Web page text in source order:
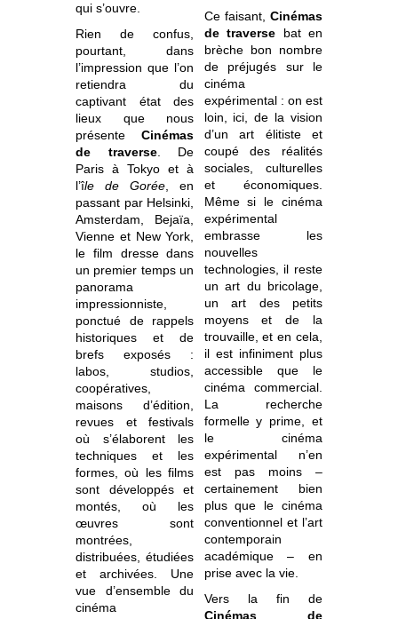
qui s’ouvre.
Rien de confus,
pourtant, dans
l’impression que l’on
retiendra du
captivant état des
lieux que nous
présenteCinémas
de traverse. De
Paris à Tokyo et à
l’île de Gorée, en
passant par Helsinki,
Amsterdam, Bejaïa,
Vienne et New York,
le film dresse dans
un premier temps un
panorama
impressionniste,
ponctué de rappels
historiques et de
brefs exposés :
labos, studios,
coopératives,
maisons d’édition,
revues et festivals
où s’élaborent les
techniques et les
formes, où les films
sont développés et
montés, où les
œuvres sont
montrées,
distribuées, étudiées
et archivées. Une
vue d’ensemble du
cinéma
Ce faisant, Cinémas
de traverse bat en
brèche bon nombre
de préjugés sur le
cinéma
expérimental : on est
loin, ici, de la vision
d’un art élitiste et
coupé des réalités
sociales, culturelles
et économiques.
Même si le cinéma
expérimental
embrasse les
nouvelles
technologies, il reste
un art du bricolage,
un art des petits
moyens et de la
trouvaille, et en cela,
il est infiniment plus
accessible que le
cinéma commercial.
La recherche
formelle y prime, et
le cinéma
expérimental n’en
est pas moins –
certainement bien
plus que le cinéma
conventionnel et l’art
contemporain
académique – en
prise avec la vie.
Vers la fin de
Cinémas de